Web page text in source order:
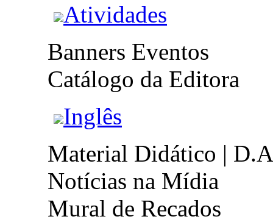
Atividades
Banners Eventos
Catálogo da Editora
Inglês
Material Didático |
Notícias na Mídia
Mural de Recados